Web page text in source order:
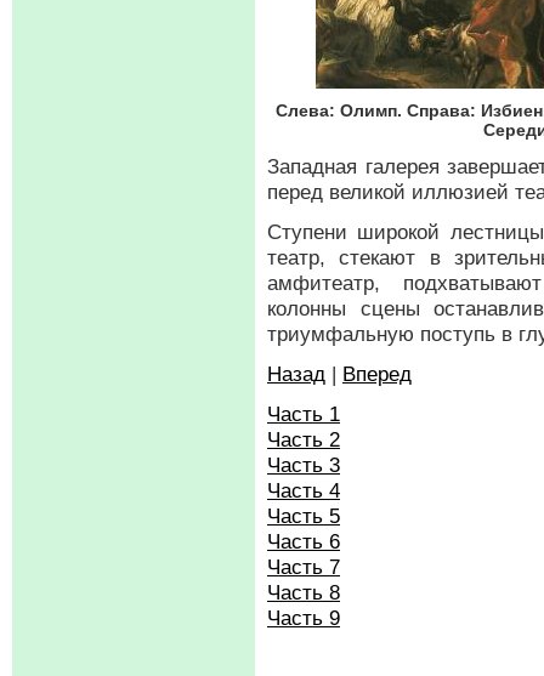
Слева: Олимп. Справа:
Западная галерея
перед великой иллюзией
Ступени широкой
театр, стекают в
амфитеатр,
колонны сцены
триумфальную поступь в
Назад | Вперед
Часть 1
Часть 2
Часть 3
Часть 4
Часть 5
Часть 6
Часть 7
Часть 8
Часть 9